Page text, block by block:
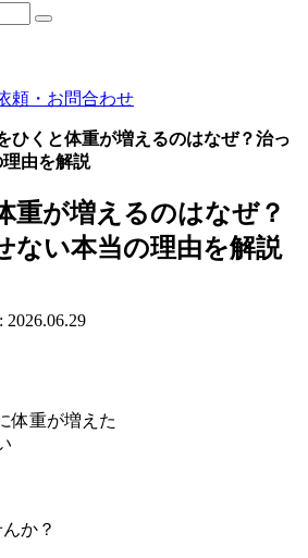
頼・お問合わせ
ひくと体重が増えるのはなぜ？治っ
由を解説
重が増えるのはなぜ？
ない本当の理由を解説
体重が増えた
か？